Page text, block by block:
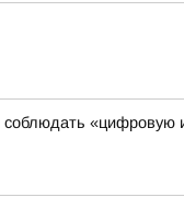
«цифровую